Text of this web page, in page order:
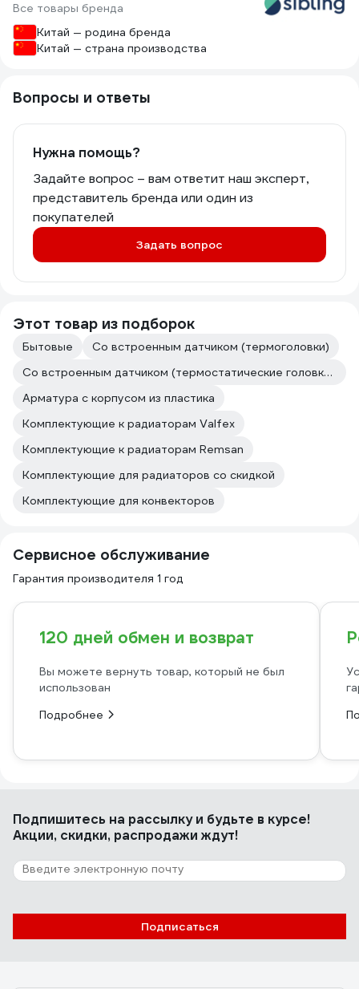
Все товары бренда
Китай — родина бренда
Китай — страна производства
Вопросы и ответы
Нужна помощь?
Задайте вопрос – вам ответит наш эксперт,
представитель бренда или один из
покупателей
Задать вопрос
Этот товар из подборок
Бытовые
Со встроенным датчиком (термоголовки)
Со встроенным датчиком (термостатические головки со встроенным датчиком)
Арматура с корпусом из пластика
Комплектующие к радиаторам Valfex
Комплектующие к радиаторам Remsan
Комплектующие для радиаторов со скидкой
Комплектующие для конвекторов
Сервисное обслуживание
Гарантия производителя 1 год
120 дней обмен и возврат
Вы можете вернуть товар, который не был
использован
Подробнее
Подпишитесь на рассылкуи будьте в курсе!
Акции, скидки, распродажи ждут!
Подписаться